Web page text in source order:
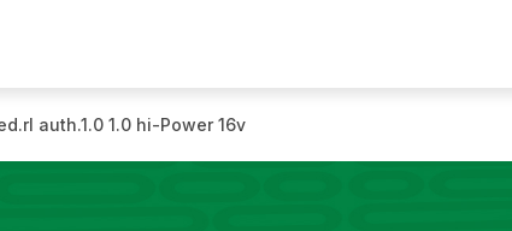
auth.1.0 1.0 hi-Power 16v